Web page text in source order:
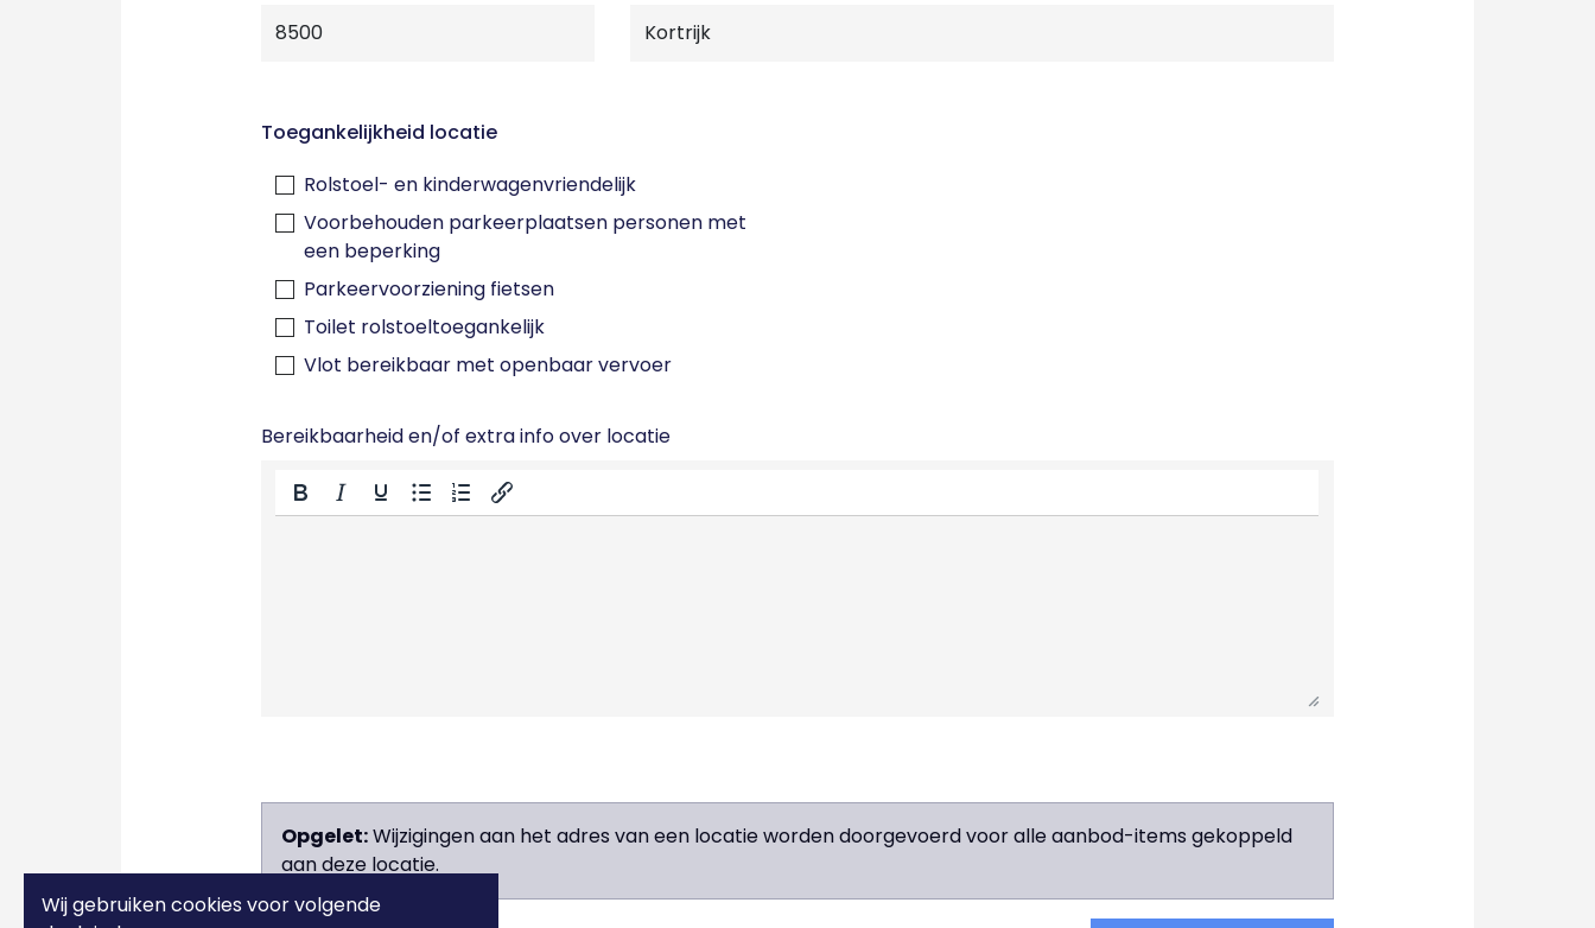
Toegankelijkheid locatie
Rolstoel- en kinderwagenvriendelijk
Voorbehouden parkeerplaatsen personen met
een beperking
Parkeervoorziening fietsen
Toilet rolstoeltoegankelijk
Vlot bereikbaar met openbaar vervoer
Bereikbaarheid en/of extra info over locatie
Opgelet:Wijzigingen aan het adres van een locatie worden doorgevoerd voor alle aanbod-items gekoppeld
aan deze locatie.
Wij gebruiken cookies voor volgende